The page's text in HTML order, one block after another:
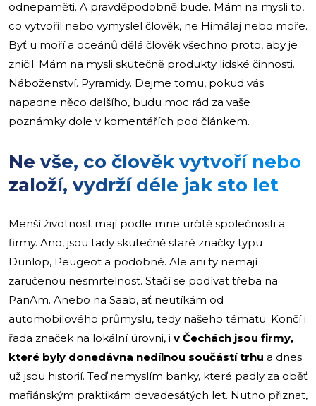
odnepaměti. A pravděpodobně bude. Mám na mysli to,
co vytvořil nebo vymyslel člověk, ne Himálaj nebo moře.
Byť u moří a oceánů dělá člověk všechno proto, aby je
zničil. Mám na mysli skutečně produkty lidské činnosti.
Náboženství. Pyramidy. Dejme tomu, pokud vás
napadne něco dalšího, budu moc rád za vaše
poznámky dole v komentářích pod článkem.
Ne vše, co člověk vytvoří nebo
založí, vydrží déle jak sto let
Menší životnost mají podle mne určitě společnosti a
firmy. Ano, jsou tady skutečně staré značky typu
Dunlop, Peugeot a podobné. Ale ani ty nemají
zaručenou nesmrtelnost. Stačí se podívat třeba na
PanAm. Anebo na Saab, ať neutíkám od
automobilového průmyslu, tedy našeho tématu. Končí i
řada značek na lokální úrovni, i v Čechách jsou firmy,
které byly donedávna nedílnou součástí trhu a dnes
už jsou historií. Teď nemyslím banky, které padly za oběť
mafiánským praktikám devadesátých let. Nutno přiznat,